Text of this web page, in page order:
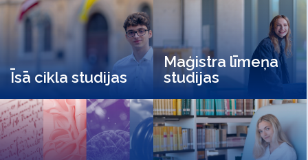
Īsā cikla studijas
Maģistra līmeņa
studijas